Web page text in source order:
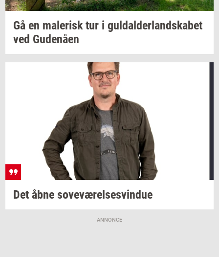
Gå en ma­le­risktur i gul­dal­der­land­ska­bet
ved Gu­denå­en
Det åbne sove­væ­rel­ses­vin­due
ANNONCE